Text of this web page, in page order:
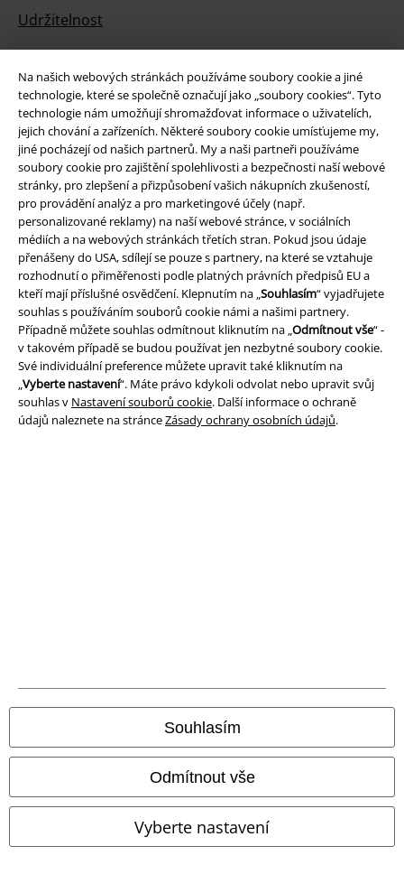
Na našich webových stránkách používáme soubory cookie a jiné
technologie, které se společně označují jako „soubory cookies“. Tyto
technologie nám umožňují shromažďovat informace o uživatelích,
jejich chování a zařízeních. Některé soubory cookie umísťujeme my,
jiné pocházejí od našich partnerů. My a naši partneři používáme
soubory cookie pro zajištění spolehlivosti a bezpečnosti naší webové
stránky, pro zlepšení a přizpůsobení vašich nákupních zkušeností,
pro provádění analýz a pro marketingové účely (např.
personalizované reklamy) na naší webové stránce, v sociálních
médiích a na webových stránkách třetích stran. Pokud jsou údaje
přenášeny do USA, sdílejí se pouze s partnery, na které se vztahuje
rozhodnutí o přiměřenosti podle platných právních předpisů EU a
kteří mají příslušné osvědčení. Klepnutím na „Souhlasím“ vyjadřujete
souhlas s používáním souborů cookie námi a našimi partnery.
Případně můžete souhlas odmítnout kliknutím na „Odmítnout vše“ -
v takovém případě se budou používat jen nezbytné soubory cookie.
Své individuální preference můžete upravit také kliknutím na
„Vyberte nastavení“. Máte právo kdykoli odvolat nebo upravit svůj
souhlas v Nastavení souborů cookie. Další informace o ochraně
údajů naleznete na stránceZásady ochrany osobních údajů.
Souhlasím
Odmítnout vše
Vyberte nastavení
Udržitelnost
Staňte se součástí komunity!
Způsoby platby
funkce a výhody!
A Warner Music Group Company